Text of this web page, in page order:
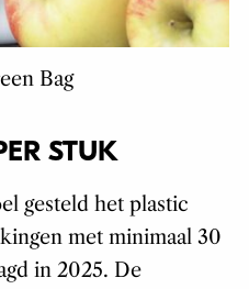
Bag
STUK
gesteld het plastic
met minimaal 30
in 2025. De